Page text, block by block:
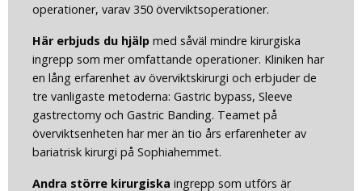
operationer, varav 350 överviktsoperationer.
Här erbjuds du hjälp med såväl mindre kirurgiska
ingrepp som mer omfattande operationer. Kliniken har
en lång erfarenhet av överviktskirurgi och erbjuder de
tre vanligaste metoderna: Gastric bypass, Sleeve
gastrectomy och Gastric Banding. Teamet på
överviktsenheten har mer än tio års erfarenheter av
bariatrisk kirurgi på Sophiahemmet.
Andra större kirurgiska ingrepp som utförs är